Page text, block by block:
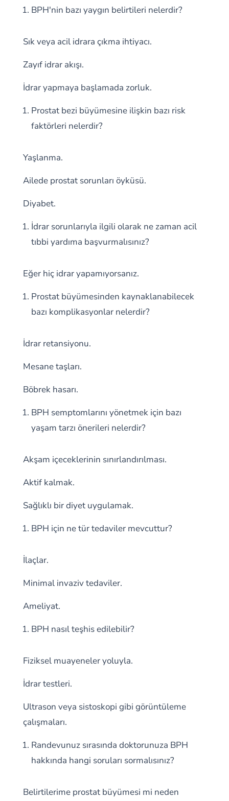
BPH'nin bazı yaygın belirtileri nelerdir?
Sık veya acil idrara çıkma ihtiyacı.
Zayıf idrar akışı.
İdrar yapmaya başlamada zorluk.
Prostat bezi büyümesine ilişkin bazı risk
faktörleri nelerdir?
Yaşlanma.
Ailede prostat sorunları öyküsü.
Diyabet.
İdrar sorunlarıyla ilgili olarak ne zaman acil
tıbbi yardıma başvurmalısınız?
Eğer hiç idrar yapamıyorsanız.
Prostat büyümesinden kaynaklanabilecek
bazı komplikasyonlar nelerdir?
İdrar retansiyonu.
Mesane taşları.
Böbrek hasarı.
BPH semptomlarını yönetmek için bazı
yaşam tarzı önerileri nelerdir?
Akşam içeceklerinin sınırlandırılması.
Aktif kalmak.
Sağlıklı bir diyet uygulamak.
BPH için ne tür tedaviler mevcuttur?
İlaçlar.
Minimal invaziv tedaviler.
Ameliyat.
BPH nasıl teşhis edilebilir?
Fiziksel muayeneler yoluyla.
İdrar testleri.
Ultrason veya sistoskopi gibi görüntüleme
çalışmaları.
Randevunuz sırasında doktorunuza BPH
hakkında hangi soruları sormalısınız?
Belirtilerime prostat büyümesi mi neden